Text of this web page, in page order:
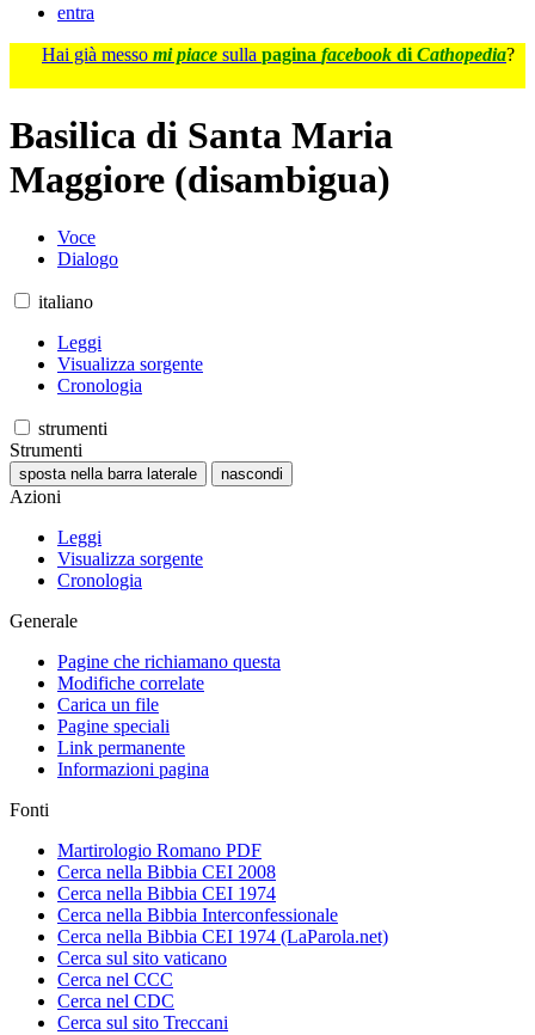
entra
Hai già messo mi piace sulla pagina facebook di Cathopedia?
Basilica di Santa Maria
Maggiore (disambigua)
Voce
Dialogo
italiano
Leggi
Visualizza sorgente
Cronologia
strumenti
Strumenti
sposta nella barra laterale nascondi
Azioni
Leggi
Visualizza sorgente
Cronologia
Generale
Pagine che richiamano questa
Modifiche correlate
Carica un file
Pagine speciali
Link permanente
Informazioni pagina
Fonti
Martirologio Romano PDF
Cerca nella Bibbia CEI 2008
Cerca nella Bibbia CEI 1974
Cerca nella Bibbia Interconfessionale
Cerca nella Bibbia CEI 1974 (LaParola.net)
Cerca sul sito vaticano
Cerca nel CCC
Cerca nel CDC
Cerca sul sito Treccani